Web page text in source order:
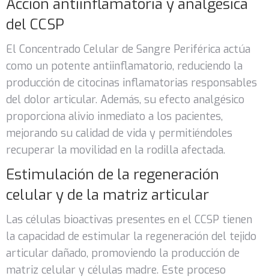
Acción antiinflamatoria y analgésica
del CCSP
El Concentrado Celular de Sangre Periférica actúa
como un potente antiinflamatorio, reduciendo la
producción de citocinas inflamatorias responsables
del dolor articular. Además, su efecto analgésico
proporciona alivio inmediato a los pacientes,
mejorando su calidad de vida y permitiéndoles
recuperar la movilidad en la rodilla afectada.
Estimulación de la regeneración
celular y de la matriz articular
Las células bioactivas presentes en el CCSP tienen
la capacidad de estimular la regeneración del tejido
articular dañado, promoviendo la producción de
matriz celular y células madre. Este proceso